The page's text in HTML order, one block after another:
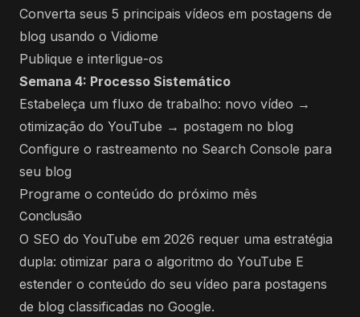
Converta seus 5 principais vídeos em postagens de
blog usando o Vidiome
Publique e interligue-os
Semana 4: Processo Sistemático
Estabeleça um fluxo de trabalho: novo vídeo →
otimização do YouTube → postagem no blog
Configure o rastreamento no Search Console para
seu blog
Programe o conteúdo do próximo mês
Conclusão
O SEO do YouTube em 2026 requer uma estratégia
dupla: otimizar para o algoritmo do YouTube E
estender o conteúdo do seu vídeo para postagens
de blog classificadas no Google.